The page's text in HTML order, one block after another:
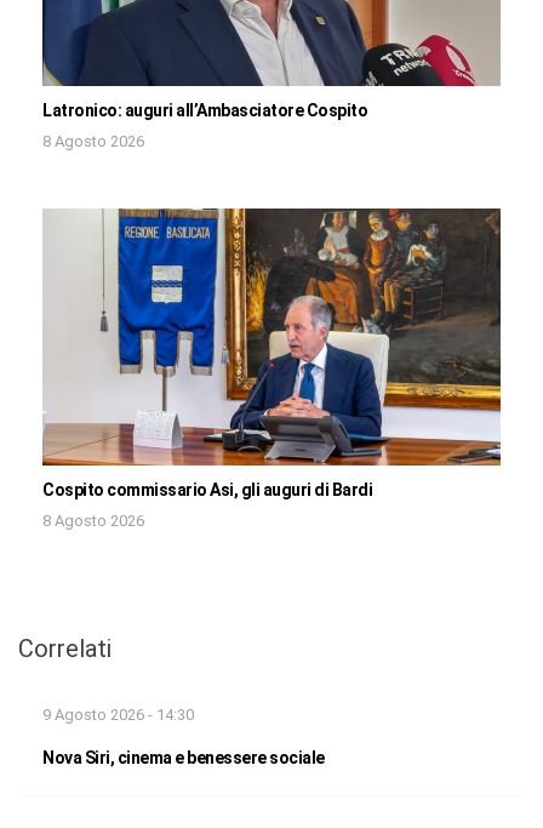
Latronico: auguri all’Ambasciatore Cospito
8 Agosto 2026
Cospito commissario Asi, gli auguri di Bardi
8 Agosto 2026
Correlati
9 Agosto 2026 - 14:30
Nova Siri, cinema e benessere sociale